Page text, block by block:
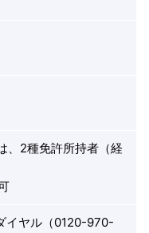
、2種免許所持者（経
イヤル（0120-970-